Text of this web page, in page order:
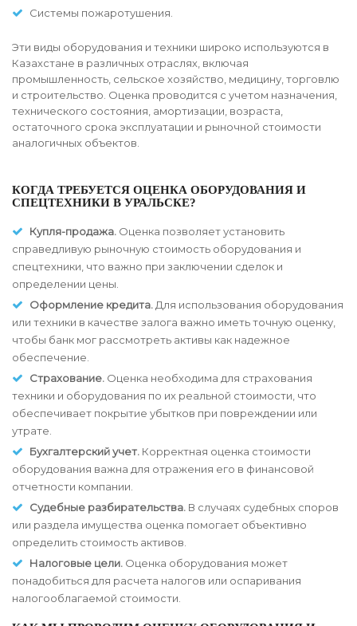
Системы пожаротушения.
Эти виды оборудования и техники широко используются в
Казахстане в различных отраслях, включая
промышленность, сельское хозяйство, медицину, торговлю
и строительство. Оценка проводится с учетом назначения,
технического состояния, амортизации, возраста,
остаточного срока эксплуатации и рыночной стоимости
аналогичных объектов.
КОГДА ТРЕБУЕТСЯ ОЦЕНКА ОБОРУДОВАНИЯ И
СПЕЦТЕХНИКИ В УРАЛЬСКЕ?
Купля-продажа. Оценка позволяет установить
справедливую рыночную стоимость оборудования и
спецтехники, что важно при заключении сделок и
определении цены.
Оформление кредита.Для использования оборудования
или техники в качестве залога важно иметь точную оценку,
чтобы банк мог рассмотреть активы как надежное
обеспечение.
Страхование. Оценка необходима для страхования
техники и оборудования по их реальной стоимости, что
обеспечивает покрытие убытков при повреждении или
утрате.
Бухгалтерский учет. Корректная оценка стоимости
оборудования важна для отражения его в финансовой
отчетности компании.
Судебные разбирательства. В случаях судебных споров
или раздела имущества оценка помогает объективно
определить стоимость активов.
Налоговые цели. Оценка оборудования может
понадобиться для расчета налогов или оспаривания
налогооблагаемой стоимости.